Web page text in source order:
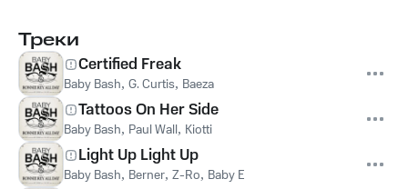
Треки
Certified Freak
Baby Bash, G. Curtis, Baeza
Tattoos On Her Side
Baby Bash, Paul Wall, Kiotti
Light Up Light Up
Baby Bash, Berner, Z-Ro, Baby E